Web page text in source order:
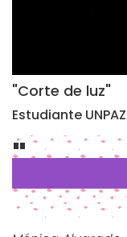
"Corte de luz"
Estudiante UNPAZ